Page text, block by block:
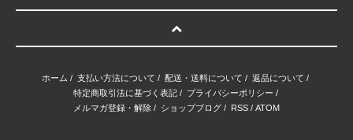
ホーム / 支払い方法について / 配送・送料について / 返品について /
特定商取引法に基づく表記/ プライバシーポリシー /
メルマガ登録・解除 / ショップブログ / RSS / ATOM